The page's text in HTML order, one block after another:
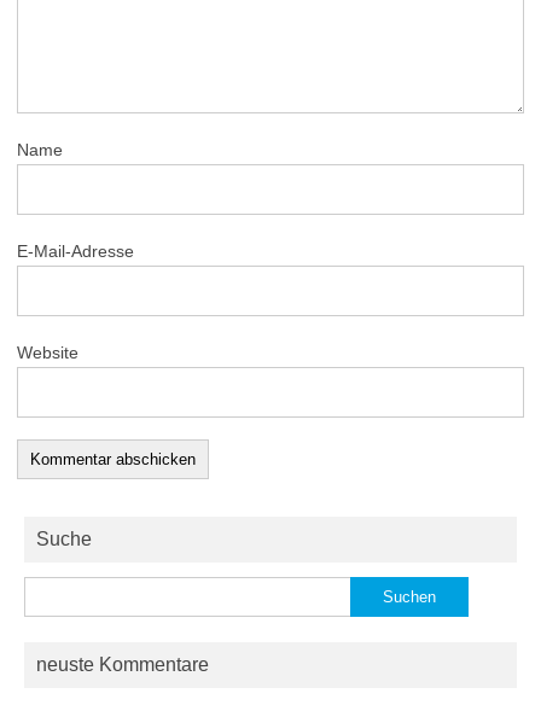
Name
E-Mail-Adresse
Website
Suche
nach:
neuste Kommentare